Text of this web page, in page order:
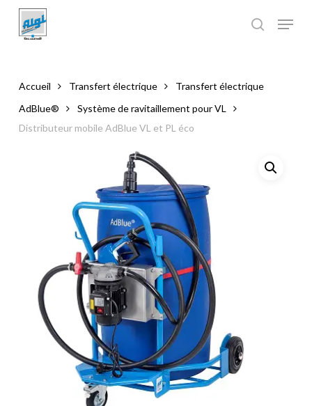
main
Accueil Transfert électrique
Transfert électrique
AdBlue®
Système de ravitaillement pour VL
Distributeur mobile AdBlue VL et PL éco